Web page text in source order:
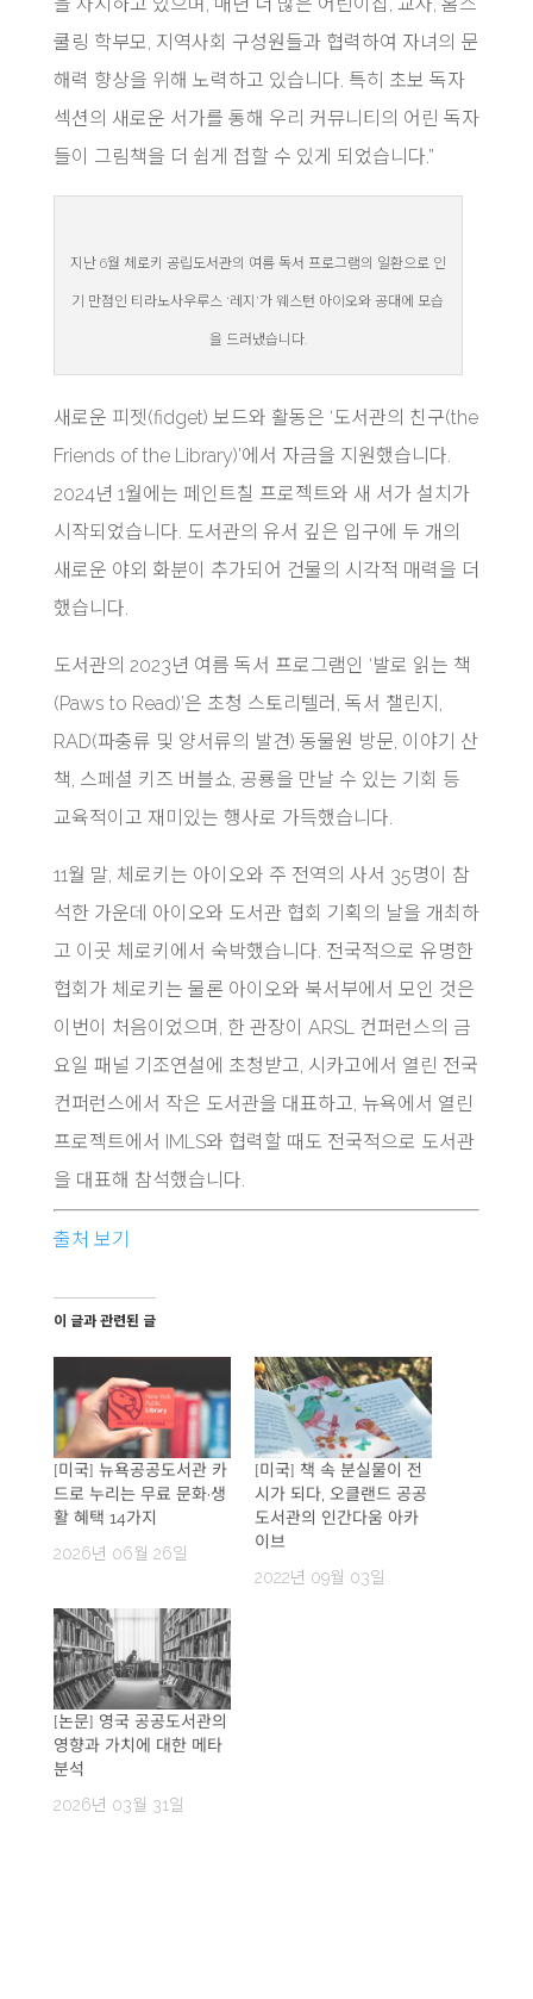
쿨링 학부모, 지역사회 구성원들과 협력하여 자녀의 문
해력 향상을 위해 노력하고 있습니다. 특히 초보 독자
섹션의 새로운 서가를 통해 우리 커뮤니티의 어린 독자
들이 그림책을 더 쉽게 접할 수 있게 되었습니다.”
지난 6월 체로키 공립도서관의 여름 독서 프로그램의 일환으로 인
기 만점인 티라노사우루스 ‘레지’가 웨스턴 아이오와 공대에 모습
을 드러냈습니다.
새로운 피젯(fidget) 보드와 활동은 ‘도서관의 친구(the
Friends of the Library)’에서 자금을 지원했습니다.
2024년 1월에는 페인트칠 프로젝트와 새 서가 설치가
시작되었습니다. 도서관의 유서 깊은 입구에 두 개의
새로운 야외 화분이 추가되어 건물의 시각적 매력을 더
했습니다.
도서관의 2023년 여름 독서 프로그램인 ‘발로 읽는 책
(Paws to Read)’은 초청 스토리텔러, 독서 챌린지,
RAD(파충류 및 양서류의 발견) 동물원 방문, 이야기 산
책, 스페셜 키즈 버블쇼, 공룡을 만날 수 있는 기회 등
교육적이고 재미있는 행사로 가득했습니다.
11월 말, 체로키는 아이오와 주 전역의 사서 35명이 참
석한 가운데 아이오와 도서관 협회 기획의 날을 개최하
고 이곳 체로키에서 숙박했습니다. 전국적으로 유명한
협회가 체로키는 물론 아이오와 북서부에서 모인 것은
이번이 처음이었으며, 한 관장이 ARSL 컨퍼런스의 금
요일 패널 기조연설에 초청받고, 시카고에서 열린 전국
컨퍼런스에서 작은 도서관을 대표하고, 뉴욕에서 열린
프로젝트에서 IMLS와 협력할 때도 전국적으로 도서관
을 대표해 참석했습니다.
출처 보기
이 글과 관련된 글
[미국] 뉴욕공공도서관 카
드로 누리는 무료 문화·생
활 혜택 14가지
2026년 06월 26일
[미국] 책 속 분실물이 전
시가 되다, 오클랜드 공공
도서관의 인간다움 아카
이브
2022년 09월 03일
[논문] 영국 공공도서관의
영향과 가치에 대한 메타
분석
2026년 03월 31일